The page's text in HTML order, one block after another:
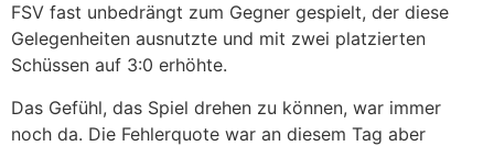
FSV fast unbedrängt zum Gegner gespielt, der diese
Gelegenheiten ausnutzte und mit zwei platzierten
Schüssen auf 3:0 erhöhte.
Das Gefühl, das Spiel drehen zu können, war immer
noch da. Die Fehlerquote war an diesem Tag aber